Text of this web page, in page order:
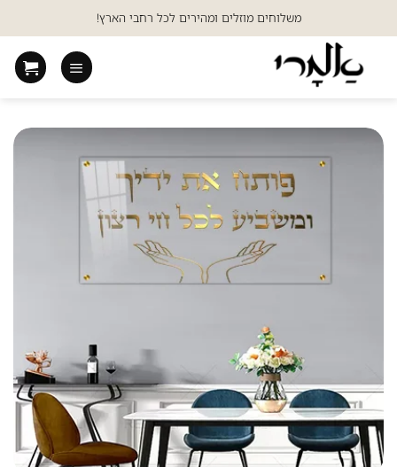
to
content
משלוחים מוזלים ומהירים לכל רחבי הארץ!